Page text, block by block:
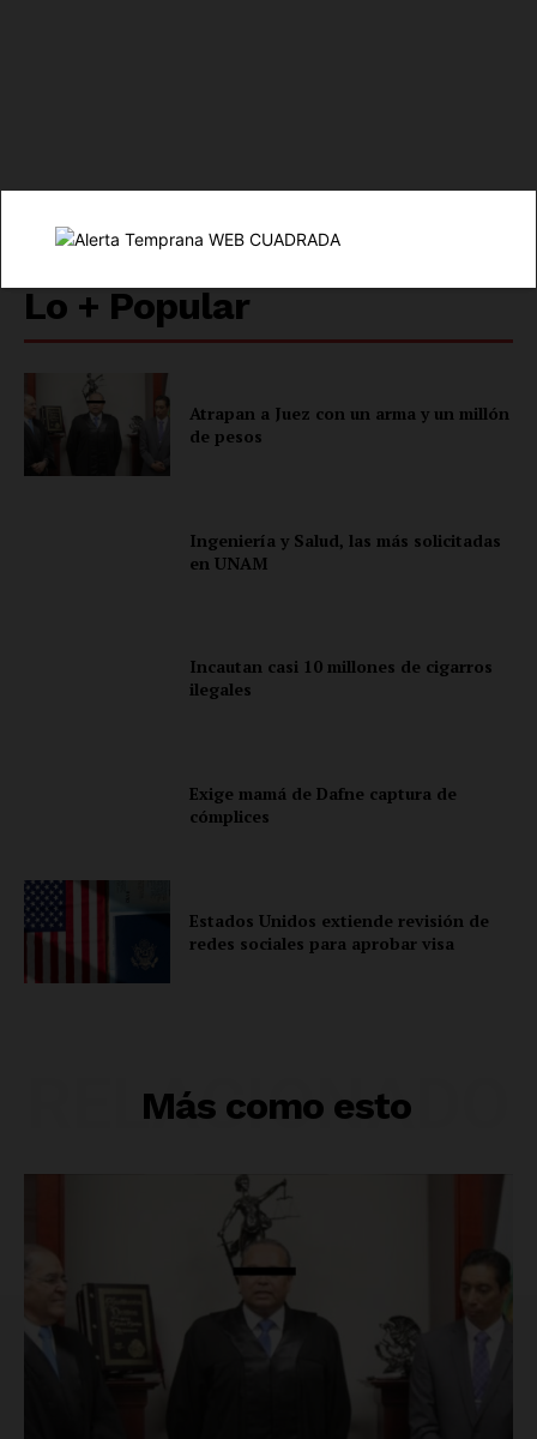
SUSCRÍBETE AHORA
Empresa
Nosotros
Contacto
Información Propietaria / Financiación
Lo + Popular
Atrapan a Juez con un arma y un millón
de pesos
Ingeniería y Salud, las más solicitadas
en UNAM
Incautan casi 10 millones de cigarros
ilegales
Exige mamá de Dafne captura de
cómplices
Estados Unidos extiende revisión de
redes sociales para aprobar visa
Más como esto
RELACIONADO